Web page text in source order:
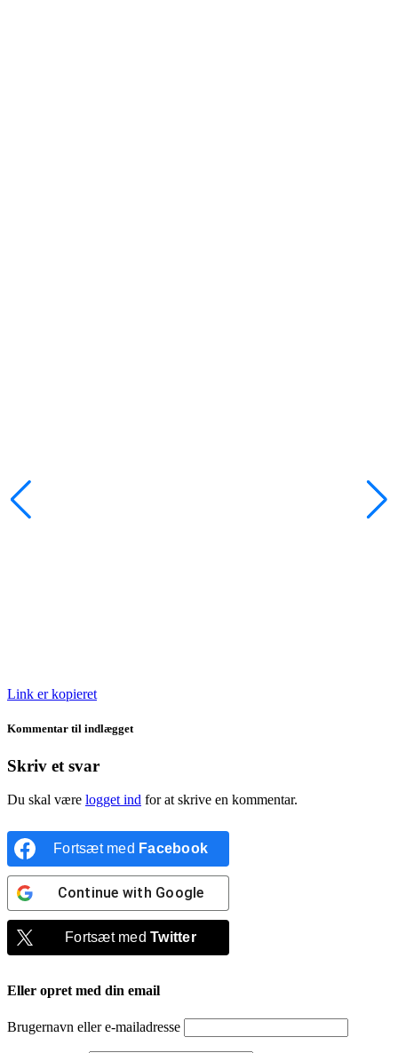
Link er kopieret
Kommentar til indlægget
Skriv et svar
Du skal være logget ind for at skrive en kommentar.
Fortsæt med Facebook
Continue with Google
Fortsæt medTwitter
Eller opret med din email
Brugernavn eller e-mailadresse